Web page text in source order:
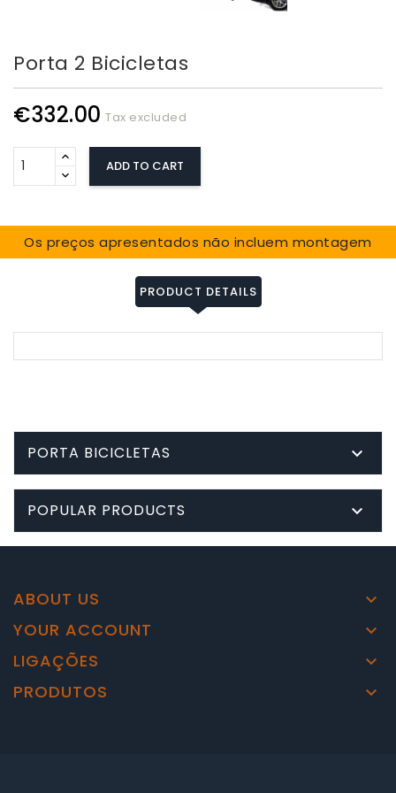
Porta 2 Bicicletas
€332.00 Tax excluded
ADD TO CART
Os preços apresentados não incluem montagem
PRODUCT DETAILS
PORTA BICICLETAS 
POPULAR PRODUCTS 
ABOUT US 
YOUR ACCOUNT 
LIGAÇÕES 
PRODUTOS 